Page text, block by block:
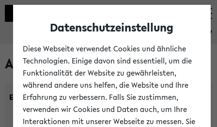
eKVV
Alle Lehrenden
Einrichtung:
Datenschutzeinstellung
Diese Webseite verwendet Cookies und ähnliche
Technologien. Einige davon sind essentiell, um die
Funktionalität der Website zu gewährleisten,
während andere uns helfen, die Website und Ihre
Erfahrung zu verbessern. Falls Sie zustimmen,
verwenden wir Cookies und Daten auch, um Ihre
Interaktionen mit unserer Webseite zu messen. Sie